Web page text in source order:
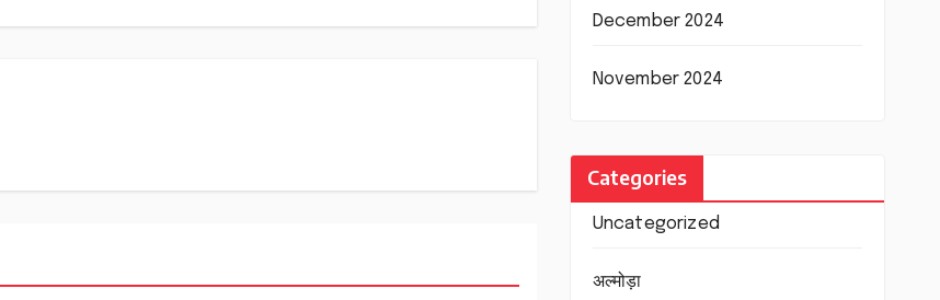
December 2024
November 2024
Categories
Uncategorized
अल्मोड़ा